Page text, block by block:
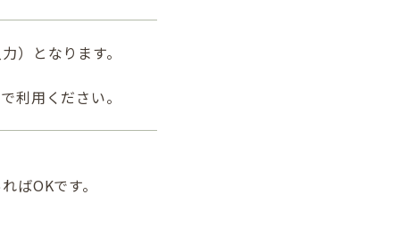
）となります。
用ください。
OKです。